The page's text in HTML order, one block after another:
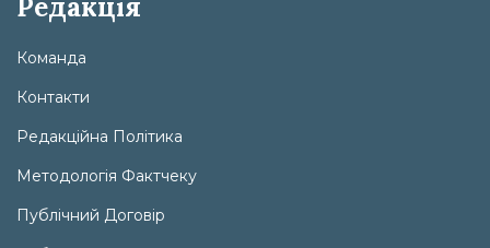
Редакція
Команда
Контакти
Редакційна Політика
Методологія Фактчеку
Публічний Договір